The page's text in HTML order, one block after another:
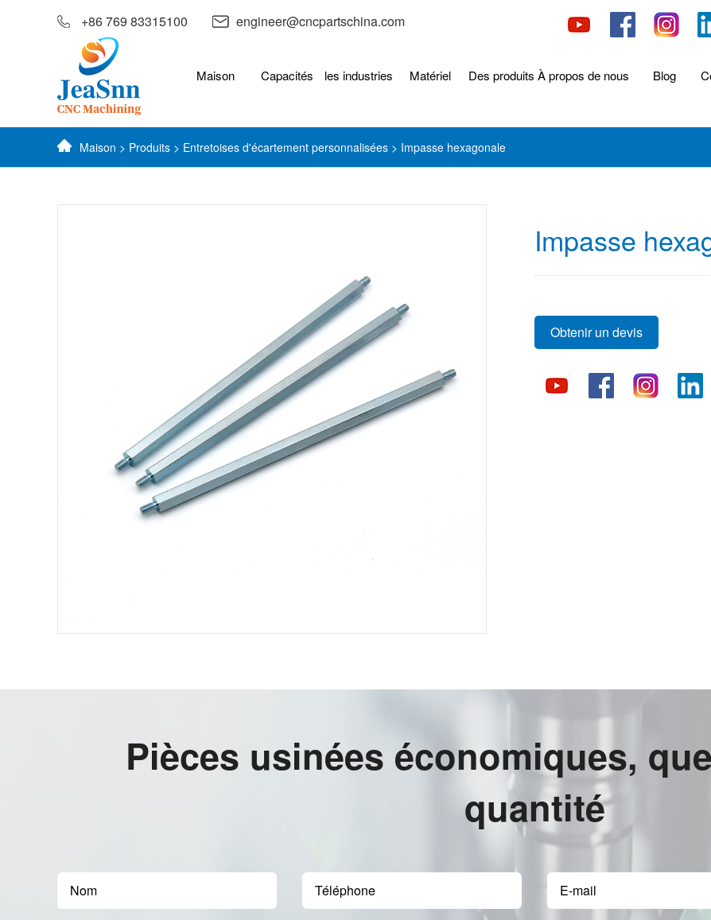
+86 769 83315100 engineer@cncpartschina.com
Maison Capacités les industries Matériel Des produits À propos de nous Blog
Maison > Produits > Entretoises d'écartement personnalisées > Impasse hexagonale
Impasse
Obtenir un devis
Pièces usinées économiques,
quantité